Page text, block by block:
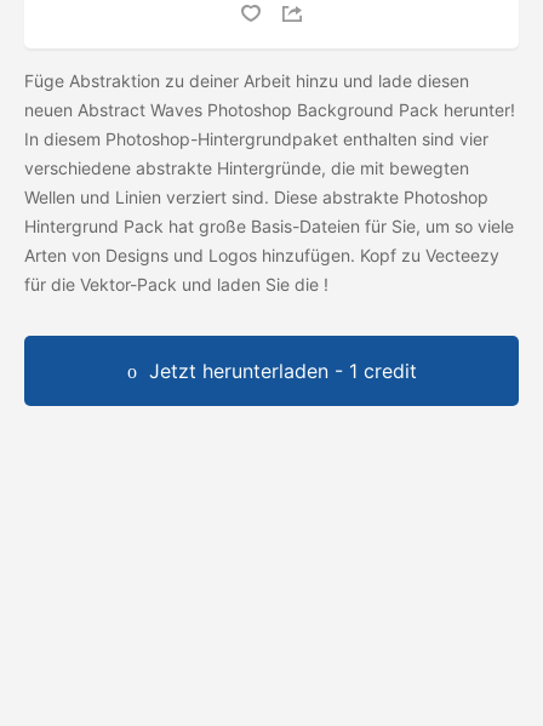
Füge Abstraktion zu deiner Arbeit hinzu und lade diesen
neuen Abstract Waves Photoshop Background Pack herunter!
In diesem Photoshop-Hintergrundpaket enthalten sind vier
verschiedene abstrakte Hintergründe, die mit bewegten
Wellen und Linien verziert sind. Diese abstrakte Photoshop
Hintergrund Pack hat große Basis-Dateien für Sie, um so viele
Arten von Designs und Logos hinzufügen. Kopf zu Vecteezy
für die Vektor-Pack und laden Sie die !
Jetzt herunterladen - 1 credit